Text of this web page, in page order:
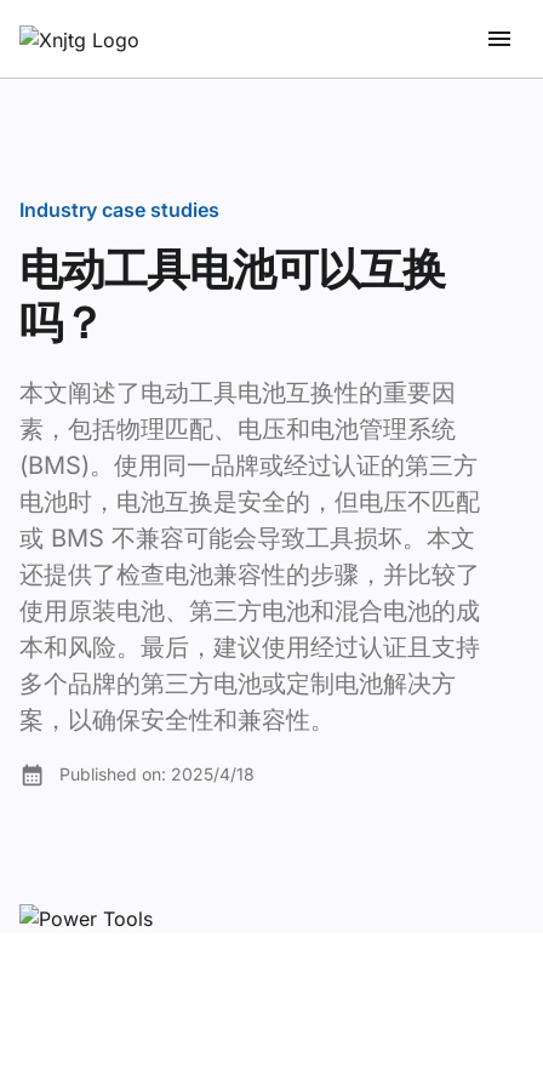
Industry case studies
电动工具电池可以互换
吗？
本文阐述了电动工具电池互换性的重要因
素，包括物理匹配、电压和电池管理系统
(BMS)。使用同一品牌或经过认证的第三方
电池时，电池互换是安全的，但电压​​不匹配
或 BMS 不兼容可能会导致工具损坏。本文
还提供了检查电池兼容性的步骤，并比较了
使用原装电池、第三方电池和混合电池的成
本和风险。最后，建议使用经过认证且支持
多个品牌的第三方电池或定制电池解决方
案，以确保安全性和兼容性。
Published on: 2025/4/18